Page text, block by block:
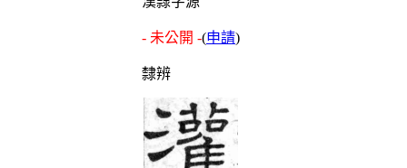
- 未公開 -(申請)
隸辨